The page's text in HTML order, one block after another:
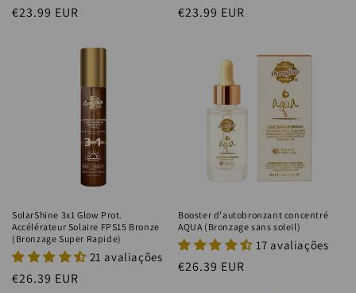
Prix
€23.99 EUR
Prix
€23.99 EUR
SolarShine 3x1 Glow Prot.
Accélérateur Solaire FPS15 Bronze
(Bronzage Super Rapide)
21 avaliações
Prix
€26.39 EUR
Booster d'autobronzant concentré
AQUA (Bronzage sans soleil)
17 avaliações
Prix
€26.39 EUR